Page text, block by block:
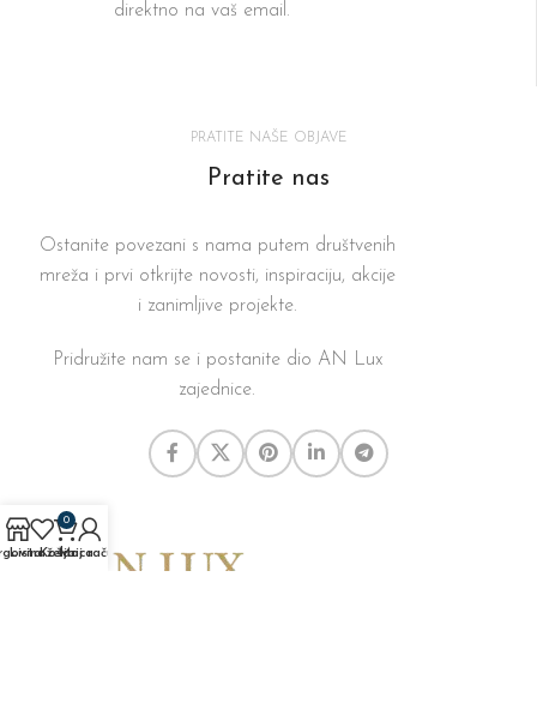
direktno na vaš email.
PRATITE NAŠE OBJAVE
Pratite nas
Ostanite povezani s nama putem društvenih
mreža i prvi otkrijte novosti, inspiraciju, akcije
i zanimljive projekte.
Pridružite nam se i postanite dio AN Lux
zajednice.
Lista želja
0
Košarica
Moj račun